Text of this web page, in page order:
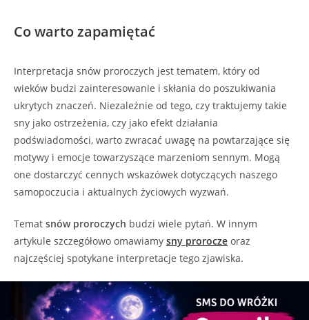
Co warto zapamiętać
Interpretacja snów proroczych jest tematem, który od
wieków budzi zainteresowanie i skłania do poszukiwania
ukrytych znaczeń. Niezależnie od tego, czy traktujemy takie
sny jako ostrzeżenia, czy jako efekt działania
podświadomości, warto zwracać uwagę na powtarzające się
motywy i emocje towarzyszące marzeniom sennym. Mogą
one dostarczyć cennych wskazówek dotyczących naszego
samopoczucia i aktualnych życiowych wyzwań.
Temat snów proroczych budzi wiele pytań. W innym
artykule szczegółowo omawiamy sny prorocze oraz
najczęściej spotykane interpretacje tego zjawiska.